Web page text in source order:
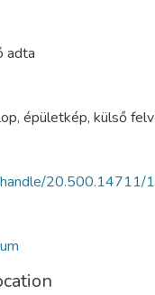
adta
, épületkép, külső
handle/20.500.14711/